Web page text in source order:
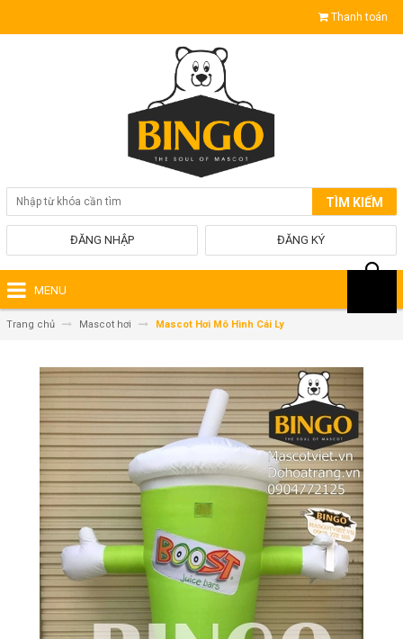
Thanh toán
TÌM KIẾM
ĐĂNG KÝ
ĐĂNG NHẬP
MENU
Trang chủ Mascot hơi Mascot Hơi Mô Hình Cái Ly